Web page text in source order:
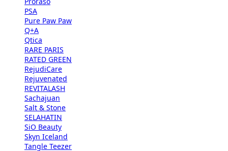
PSA
Pure Paw Paw
Q+A
Qtica
RARE PARIS
RATED GREEN
RejudiCare
Rejuvenated
REVITALASH
Sachajuan
Salt & Stone
SELAHATIN
SiO Beauty
Skyn Iceland
Tangle Teezer